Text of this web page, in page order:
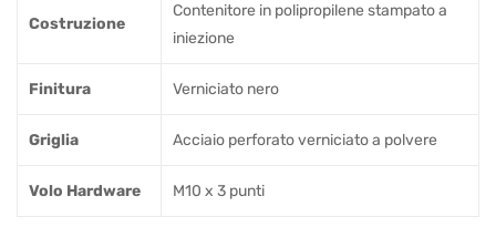
Costruzione
Contenitore in polipropilene stampato a
iniezione
Finitura Verniciato nero
Griglia Acciaio perforato verniciato a polvere
Volo Hardware M10 x 3 punti